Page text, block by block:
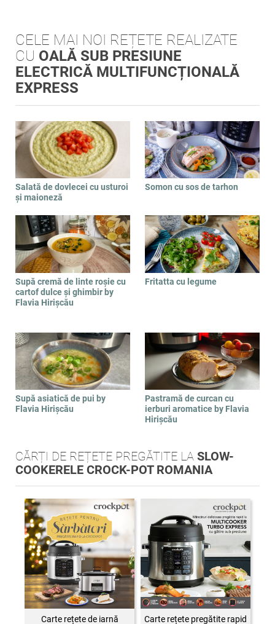
CELE MAI NOI REȚETE REALIZATE
CU OALĂ SUB PRESIUNE
ELECTRICĂ MULTIFUNCȚIONALĂ
EXPRESS
Salată de dovlecei cu usturoi
și maioneză
Somon cu sos de tarhon
Supă cremă de linte roșie cu
cartof dulce și ghimbir by
Flavia Hirișcău
Fritatta cu legume
Supă asiatică de pui by
Flavia Hirișcău
Pastramă de curcan cu
ierburi aromatice by Flavia
Hirișcău
CĂRȚI DE REȚETE PREGĂTITE LASLOW-
COOKERELE CROCK-POT ROMANIA
Carte rețete de iarnă
Carte rețete pregătite rapid